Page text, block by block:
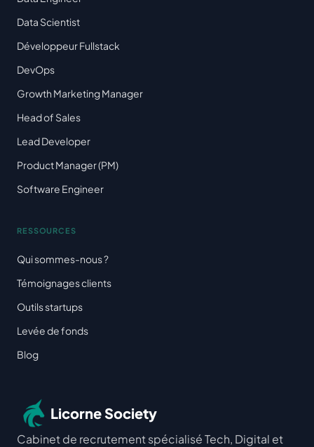
Data Scientist
Développeur Fullstack
DevOps
Growth Marketing Manager
Head of Sales
Lead Developer
Product Manager (PM)
Software Engineer
RESSOURCES
Qui sommes-nous ?
Témoignages clients
Outils startups
Levée de fonds
Blog
Licorne Society
Cabinet de recrutement spécialisé Tech, Digital et